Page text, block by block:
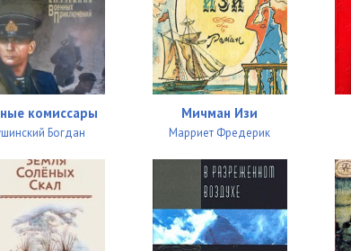
комиссары
Богдан
Мичман Изи
Марриет Фредерик